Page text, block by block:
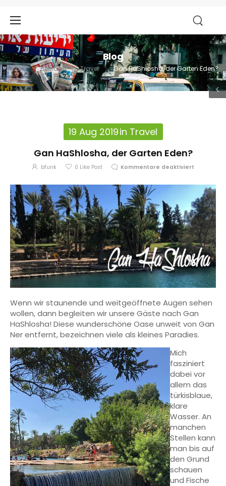
Blog
Home Beiträge Travel Gan HaShlosha, der Garten Eden?
19 Aug 2019in Travel
Gan HaShlosha, der Garten Eden?
bfunk 0 Like Post Kommentare deaktiviert
Wenn wir staunende und weitgeöffnete Augen sehen
wollen, dann begleiten wir unsere Gäste nach Gan
HaShlosha! Diese wunderschöne Oase unweit von Gan
Ner entfernt, bezeichnen viele als kleines Paradies.
Mich
fasziniert
dabei vor
allem das
türkisblaue,
klare
Wasser. An
manchen
Stellen kann
man bis auf
den Grund
schauen
und Fische